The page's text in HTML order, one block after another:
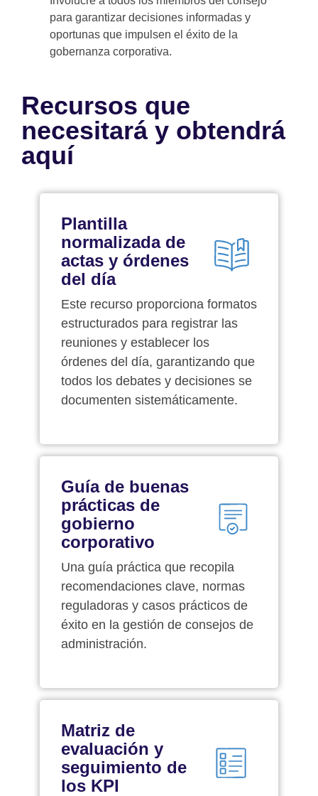
para garantizar decisiones informadas y
oportunas que impulsen el éxito de la
gobernanza corporativa.
Recursos que
necesitará y obtendrá
aquí
Plantilla
normalizada de
actas y órdenes
del día
Este recurso proporciona formatos
estructurados para registrar las
reuniones y establecer los
órdenes del día, garantizando que
todos los debates y decisiones se
documenten sistemáticamente.
Guía de buenas
prácticas de
gobierno
corporativo
Una guía práctica que recopila
recomendaciones clave, normas
reguladoras y casos prácticos de
éxito en la gestión de consejos de
administración.
Matriz de
evaluación y
seguimiento de
los KPI